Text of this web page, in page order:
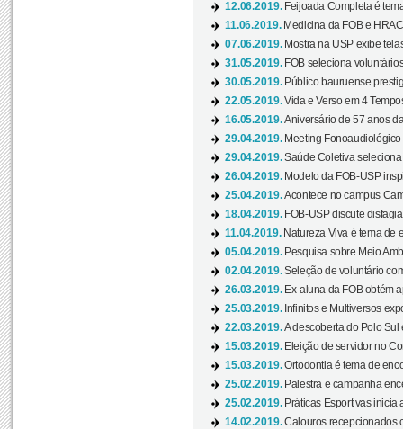
12.06.2019. Feijoada Completa é
11.06.2019. Medicina da FOB e
07.06.2019. Mostra na USP exibe
31.05.2019. FOB seleciona
30.05.2019. Público bauruense
22.05.2019.Vida e Verso em 4
16.05.2019.Aniversário de 57 anos
29.04.2019. Meeting
29.04.2019.Saúde Coletiva
26.04.2019. Modelo da FOB-USP
25.04.2019.Acontece no campus
18.04.2019. FOB-USP discute
11.04.2019. Natureza Viva é tema de
05.04.2019. Pesquisa sobre Meio
02.04.2019.Seleção de voluntário
26.03.2019. Ex-aluna da FOB obtém
25.03.2019. Infinitos e Multiversos
22.03.2019.A descoberta do Polo Sul
15.03.2019. Eleição de servidor no
15.03.2019.Ortodontia é tema de
25.02.2019. Palestra e campanha
25.02.2019. Práticas Esportivas inicia
14.02.2019.Calouros recepcionados